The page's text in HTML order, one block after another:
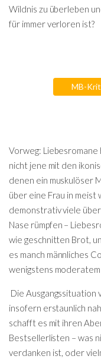
Wildnis zu überleben
für immer verloren ist?
MB-
Vorweg: Liebesromane
nicht jene mit den
denen ein muskulöser
über eine Frau in meist
demonstrativ viele
Nase rümpfen –
wie geschnitten Brot,
es manch männliches
wenigstens moderatem
Die Ausgangssituation
insofern erstaunlich
schafft es mit ihren
Bestsellerlisten – was
verdanken ist, oder